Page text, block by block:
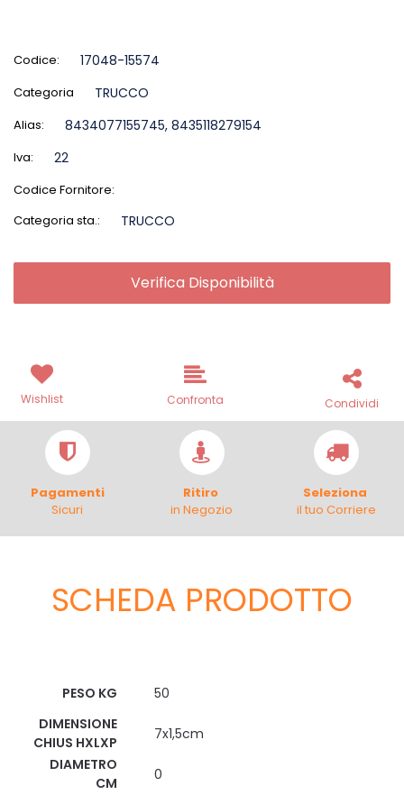
Codice: 17048-15574
Categoria TRUCCO
Alias: 8434077155745, 8435118279154
Iva: 22
Codice Fornitore:
Categoria sta.:
TRUCCO
Verifica Disponibilità
Wishlist Confronta Condividi
Pagamenti
Sicuri
Ritiro
in Negozio
Seleziona
il tuo Corriere
SCHEDA PRODOTTO
PESO KG
50
DIMENSIONE
CHIUS HXLXP
7x1,5cm
DIAMETRO
CM
0